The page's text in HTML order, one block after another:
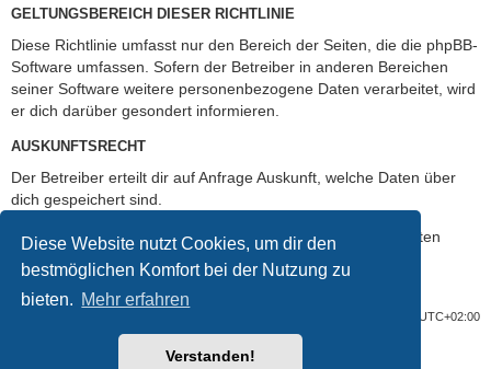
Diese Website nutzt Cookies, um dir den
bestmöglichen Komfort bei der Nutzung zu
bieten. Mehr erfahren
Verstanden!
GELTUNGSBEREICH DIESER RICHTLINIE
Diese Richtlinie umfasst nur den Bereich der Seiten, die die phpBB-
Software umfassen. Sofern der Betreiber in anderen Bereichen
seiner Software weitere personenbezogene Daten verarbeitet, wird
er dich darüber gesondert informieren.
AUSKUNFTSRECHT
Der Betreiber erteilt dir auf Anfrage Auskunft, welche Daten über
dich gespeichert sind.
Du kannst jederzeit die Löschung bzw. Sperrung deiner Daten
verlangen. Kontaktiere hierzu bitte den Betreiber.
UTC+02:00
Powered byphpBB® Forum Software © phpBB Limited